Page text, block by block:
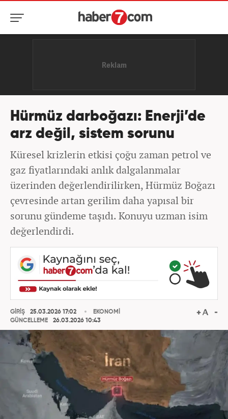
Hürmüz darboğazı: Enerji’de
arz değil, sistem sorunu
Küresel krizlerin etkisi çoğu zaman petrol ve
gaz fiyatlarındaki anlık dalgalanmalar
üzerinden değerlendirilirken, Hürmüz Boğazı
çevresinde artan gerilim daha yapısal bir
sorunu gündeme taşıdı. Konuyu uzman isim
değerlendirdi.
GİRİŞ
25.03.2026 17:02
GÜNCELLEME
26.03.2026 10:43
EKONOMİ